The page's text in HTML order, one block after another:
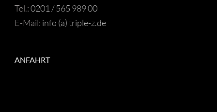
Tel.:0201 / 565 989 00
E-Mail: info (a) triple-z.de
ANFAHRT